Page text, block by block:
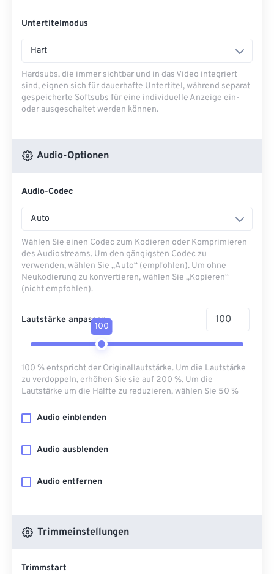
Untertitelmodus
Hart
Hardsubs, die immer sichtbar und in das Video integriert
sind, eignen sich für dauerhafte Untertitel, während separat
gespeicherte Softsubs für eine individuelle Anzeige ein-
oder ausgeschaltet werden können.
Audio-Optionen
Audio-Codec
Auto
Wählen Sie einen Codec zum Kodieren oder Komprimieren
des Audiostreams. Um den gängigsten Codec zu
verwenden, wählen Sie „Auto“ (empfohlen). Um ohne
Neukodierung zu konvertieren, wählen Sie „Kopieren“
(nicht empfohlen).
Lautstärke anpassen
100
100 % entspricht der Originallautstärke. Um die Lautstärke
zu verdoppeln, erhöhen Sie sie auf 200 %. Um die
Lautstärke um die Hälfte zu reduzieren, wählen Sie 50 %
Audio einblenden
Audio ausblenden
Audio entfernen
Trimmeinstellungen
Trimmstart